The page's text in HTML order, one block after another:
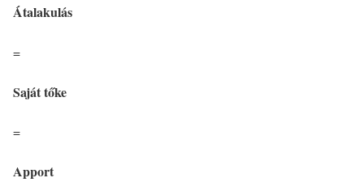
Átalakulás
=
Saját tőke
=
Apport